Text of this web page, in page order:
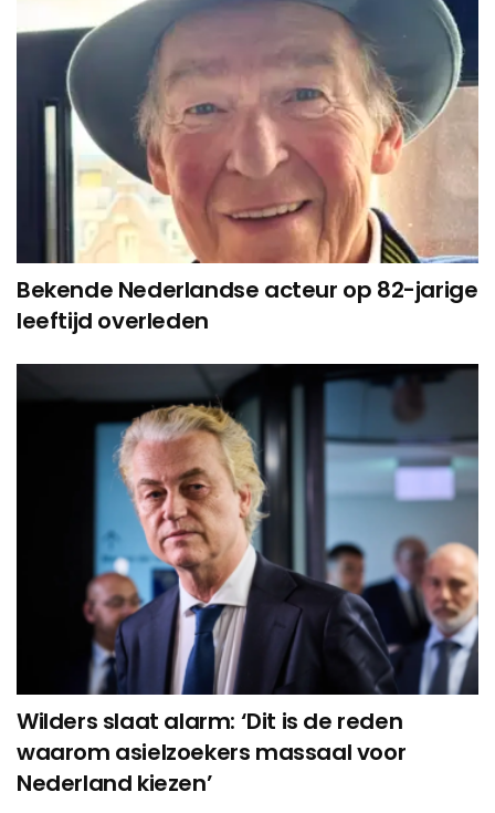
Bekende Nederlandse acteur op 82-jarige
leeftijd overleden
Wilders slaat alarm: ‘Dit is de reden
waarom asielzoekers massaal voor
Nederland kiezen’